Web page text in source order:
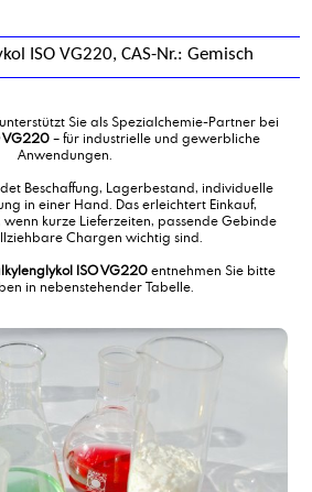
18%
Lösung
und Logistik
ISO VG220, CAS-Nr.: Gemisch
Sie als Spezialchemie-Partner bei
VG220– für industrielle und gewerbliche
Anwendungen.
Beschaffung, Lagerbestand, individuelle
in einer Hand. Das erleichtert Einkauf,
wenn kurze Lieferzeiten, passende Gebinde
Chargen wichtig sind.
ISO VG220entnehmen Sie bitte
in nebenstehender Tabelle.